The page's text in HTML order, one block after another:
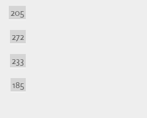
205
272
233
185